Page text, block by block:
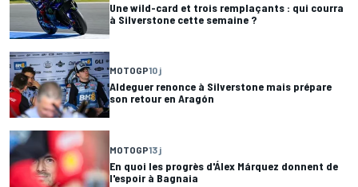
Une wild-card et trois remplaçants : qui courra
à Silverstone cette semaine ?
MOTOGP10 j
Aldeguer renonce à Silverstone mais prépare
son retour en Aragón
MOTOGP13 j
En quoi les progrès d'Álex Márquez donnent de
l'espoir à Bagnaia